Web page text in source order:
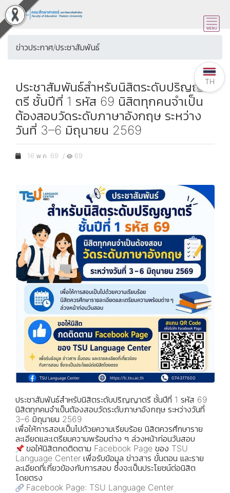
ข่าวประกาศ/ประชาสัมพันธ์
ประชาสัมพันธ์สำหรับนิสิตระดับปริญญา
ตรี ชั้นปีที่ 1 รหัส 69 นิสิตทุกคนจำเป็น
ต้องสอบวัดระดับภาษาอังกฤษ ระหว่าง
วันที่ 3–6 มิถุนายน 2569
16 พ.ค. 69 / 69
ประชาสัมพันธ์สำหรับนิสิตระดับปริญญาตรี ชั้นปีที่ 1 รหัส 69
นิสิตทุกคนจำเป็นต้องสอบวัดระดับภาษาอังกฤษ ระหว่างวันที่
3–6 มิถุนายน 2569
เพื่อให้การสอบเป็นไปด้วยความเรียบร้อย นิสิตควรศึกษาราย
ละเอียดและเตรียมความพร้อมต่าง ๆ ล่วงหน้าก่อนวันสอบ
ขอให้นิสิตกดติดตาม Facebook Page ของ TSU
Language Center เพื่อรับข้อมูล ข่าวสาร ขั้นตอน และราย
ละเอียดที่เกี่ยวข้องกับการสอบ ซึ่งจะเป็นประโยชน์ต่อนิสิต
โดยตรง
Facebook Page: TSU Language Center
TH